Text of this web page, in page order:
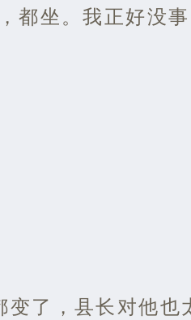
都坐。我正好没
了，县长对他也